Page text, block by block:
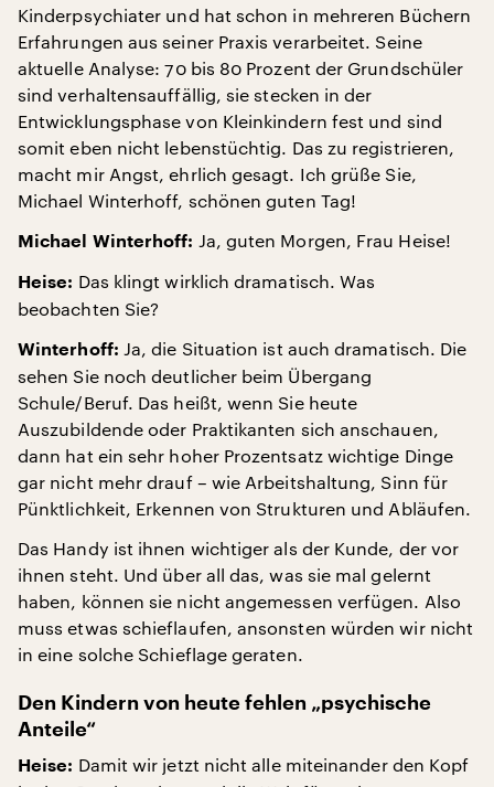
Kinderpsychiater und hat schon in mehreren Büchern
Erfahrungen aus seiner Praxis verarbeitet. Seine
aktuelle Analyse: 70 bis 80 Prozent der Grundschüler
sind verhaltensauffällig, sie stecken in der
Entwicklungsphase von Kleinkindern fest und sind
somit eben nicht lebenstüchtig. Das zu registrieren,
macht mir Angst, ehrlich gesagt. Ich grüße Sie,
Michael Winterhoff, schönen guten Tag!
Michael Winterhoff: Ja, guten Morgen, Frau Heise!
Heise: Das klingt wirklich dramatisch. Was
beobachten Sie?
Winterhoff: Ja, die Situation ist auch dramatisch. Die
sehen Sie noch deutlicher beim Übergang
Schule/Beruf. Das heißt, wenn Sie heute
Auszubildende oder Praktikanten sich anschauen,
dann hat ein sehr hoher Prozentsatz wichtige Dinge
gar nicht mehr drauf – wie Arbeitshaltung, Sinn für
Pünktlichkeit, Erkennen von Strukturen und Abläufen.
Das Handy ist ihnen wichtiger als der Kunde, der vor
ihnen steht. Und über all das, was sie mal gelernt
haben, können sie nicht angemessen verfügen. Also
muss etwas schieflaufen, ansonsten würden wir nicht
in eine solche Schieflage geraten.
Den Kindern von heute fehlen „psychische
Anteile“
Heise: Damit wir jetzt nicht alle miteinander den Kopf